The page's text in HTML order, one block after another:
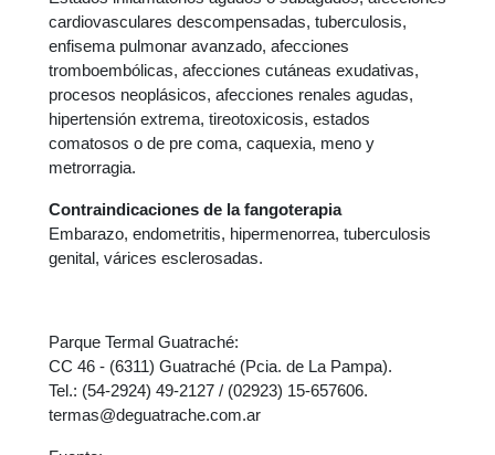
cardiovasculares descompensadas, tuberculosis,
enfisema pulmonar avanzado, afecciones
tromboembólicas, afecciones cutáneas exudativas,
procesos neoplásicos, afecciones renales agudas,
hipertensión extrema, tireotoxicosis, estados
comatosos o de pre coma, caquexia, meno y
metrorragia.
Contraindicaciones de la fangoterapia
Embarazo, endometritis, hipermenorrea, tuberculosis
genital, várices esclerosadas.
Parque Termal Guatraché:
CC 46 - (6311) Guatraché (Pcia. de La Pampa).
Tel.: (54-2924) 49-2127 / (02923) 15-657606.
termas@deguatrache.com.ar